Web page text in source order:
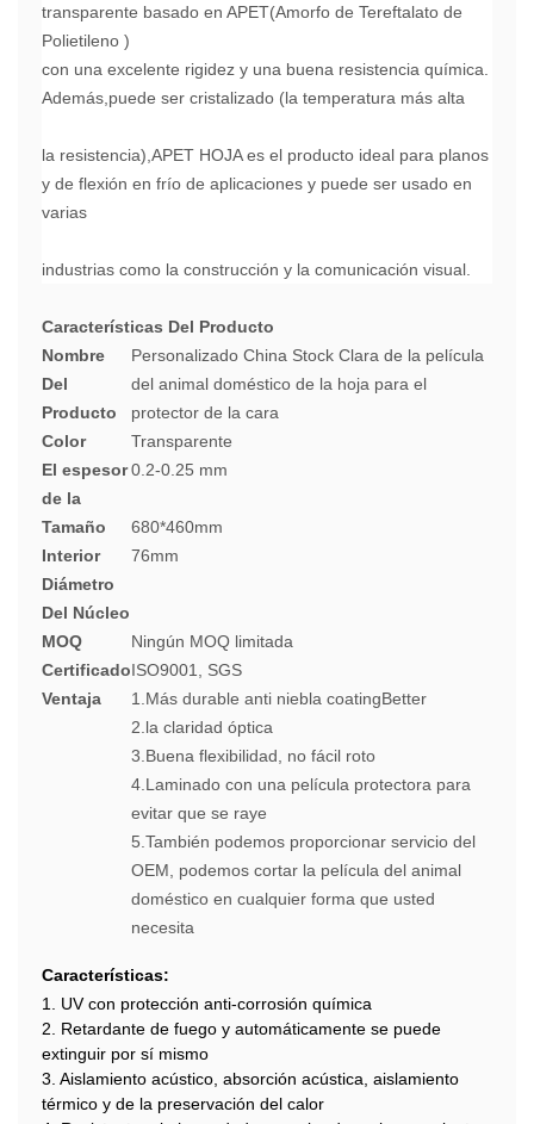
transparente basado en APET(Amorfo de Tereftalato de
Polietileno )
con una excelente rigidez y una buena resistencia química.
Además,puede ser cristalizado (la temperatura más alta
la resistencia),APET HOJA es el producto ideal para planos
y de flexión en frío de aplicaciones y puede ser usado en
varias
industrias como la construcción y la comunicación visual.
Características Del Producto
Nombre
Del
Producto
Personalizado China Stock Clara de la película
del animal doméstico de la hoja para el
protector de la cara
Color
Transparente
El espesor
de la
0.2-0.25 mm
Tamaño
680*460mm
Interior
Diámetro
Del Núcleo
76mm
MOQ
Ningún MOQ limitada
CertificadoISO9001, SGS
Ventaja
1.Más durable anti niebla coatingBetter
2.la claridad óptica
3.Buena flexibilidad, no fácil roto
4.Laminado con una película protectora para
evitar que se raye
5.También podemos proporcionar servicio del
OEM, podemos cortar la película del animal
doméstico en cualquier forma que usted
necesita
Características:
1. UV con protección anti-corrosión química
2. Retardante de fuego y automáticamente se puede
extinguir por sí mismo
3. Aislamiento acústico, absorción acústica, aislamiento
térmico y de la preservación del calor